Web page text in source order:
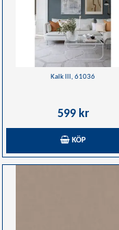
Kalk lll, 61036
599 kr
KÖP